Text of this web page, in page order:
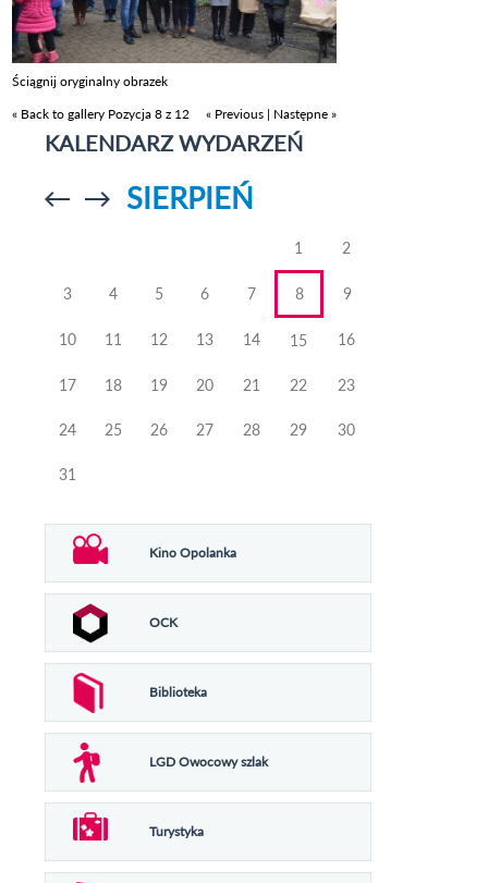
Ściągnij oryginalny obrazek
« Back to gallery Pozycja 8 z 12 « Previous | Następne »
KALENDARZ WYDARZEŃ
Przejdź doPrzejdź do
SIERPIEŃ
1 2
3 4 5 6 7 8 9
10 11 12 13 14 15 16
17 18 19 20 21 22 23
24 25 26 27 28 29 30
31
Kino Opolanka
OCK
Biblioteka
LGD Owocowy szlak
Turystyka